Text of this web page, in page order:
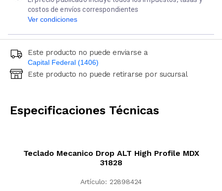
costos de envíos correspondientes
Ver condiciones
Este producto no puede enviarse a
Capital Federal (1406)
Ingresá código postal (sólo números)
Este producto no puede retirarse por sucursal
Especificaciones Técnicas
Teclado Mecanico Drop ALT High Profile MDX
31828
Artículo: 22898424